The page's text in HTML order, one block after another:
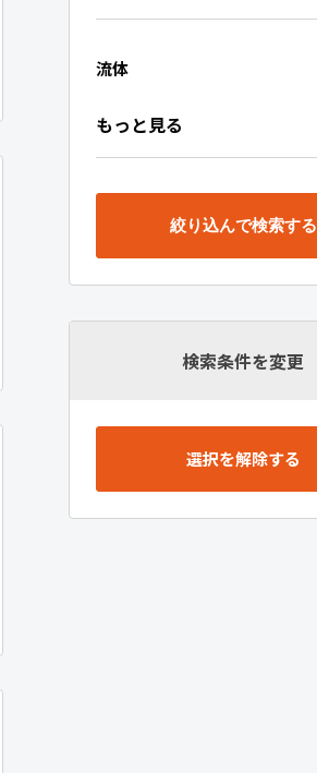
流体
もっと見る
絞り込んで検索する
検索条件を変更
選択を解除する